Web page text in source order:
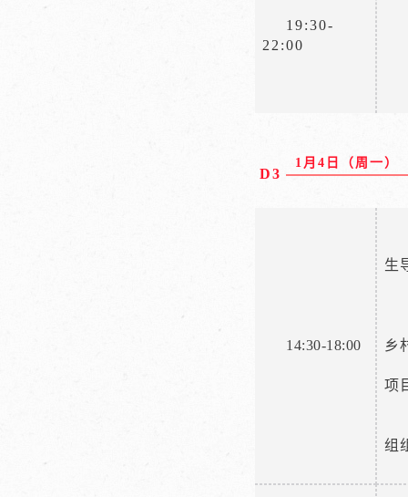
19:30-
22:00
D3
1月4日（周一）
14:30-18:00
生
乡
项
组